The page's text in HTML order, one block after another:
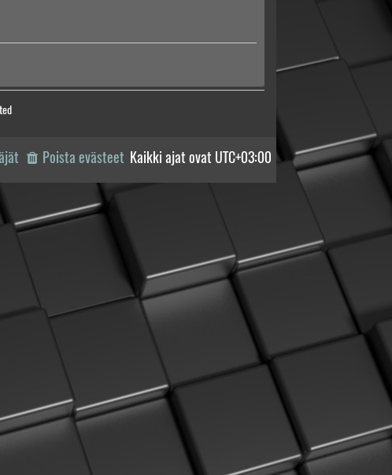
Kaikki ajat ovat UTC+03:00
Poista evästeet